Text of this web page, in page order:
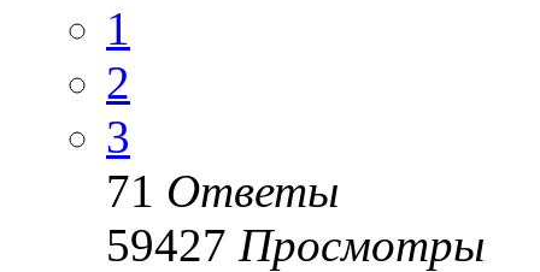
1
2
3
71 Ответы
59427 Просмотры